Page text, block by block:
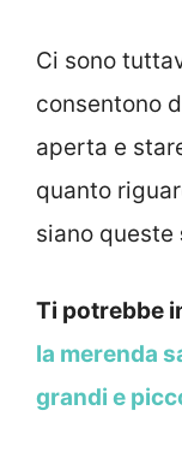
Ci sono
consentono
aperta e
quanto
siano queste
Ti potrebbe
la merenda
grandi e